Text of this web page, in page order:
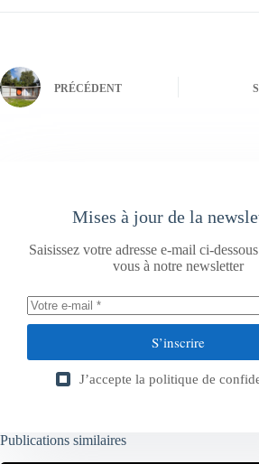
PRÉCÉDENT
Mises à jour de la
Saisissez votre adresse e-mail ci-
vous à notre newsletter
S’inscrire
J’accepte la politique de
Publications similaires